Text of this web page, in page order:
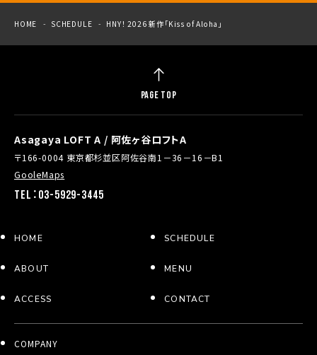
HOME SCHEDULE HNY！ 2026 新作「Kiss of Aloha」
Asagaya LOFT A / 阿佐ヶ谷ロフトA
〒166-0004 東京都杉並区阿佐谷南1－36－16－B1
GooleMaps
TEL：03-5929-3445
HOME SCHEDULE
ABOUT MENU
ACCESS CONTACT
COMPANY
PAGE TOP